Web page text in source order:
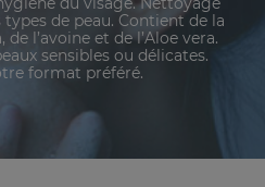
de peau. Contient de la
l’avoine et de l’Aloe vera.
sensibles ou délicates.
format préféré.